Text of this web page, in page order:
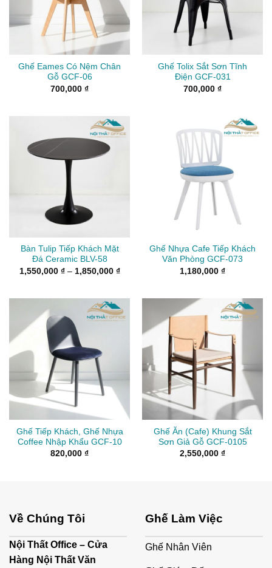
Ghế Eames Có Nệm Chân
Gỗ GCF-06
700,000 ₫
Ghế Tolix Sắt Sơn Tĩnh
Điện GCF-031
700,000 ₫
Bàn Tulip Tiếp Khách Mặt
Đá Ceramic BLV-58
1,550,000 ₫ – 1,850,000 ₫Khoảng
1,850,000 ₫
Ghế Nhựa Cafe Tiếp Khách
Văn Phòng GCF-073
1,180,000 ₫
Ghế Tiếp Khách, Ghế Nhựa
Coffee Nhập Khẩu GCF-10
820,000 ₫
Ghế Ăn (Cafe) Khung Sắt
Sơn Giả Gỗ GCF-0105
2,550,000 ₫
Về Chúng Tôi
Nội Thất Office – Cửa
Hàng Nội Thất Văn
Ghế Làm Việc
Ghế Nhân Viên